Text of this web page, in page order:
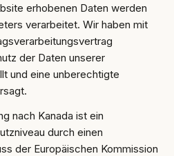
erhobenen Daten werden
verarbeitet. Wir haben mit
der Daten unserer
und eine unberechtigte
nach Kanada ist ein
durch einen
der Europäischen Kommission